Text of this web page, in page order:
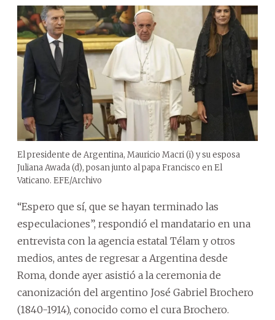
El presidente de Argentina, Mauricio Macri (i) y su esposa
Juliana Awada (d), posan junto al papa Francisco en El
Vaticano. EFE/Archivo
“Espero que sí, que se hayan terminado las
especulaciones”, respondió el mandatario en una
entrevista con la agencia estatal Télam y otros
medios, antes de regresar a Argentina desde
Roma, donde ayer asistió a la ceremonia de
canonización del argentino José Gabriel Brochero
(1840-1914), conocido como el cura Brochero.